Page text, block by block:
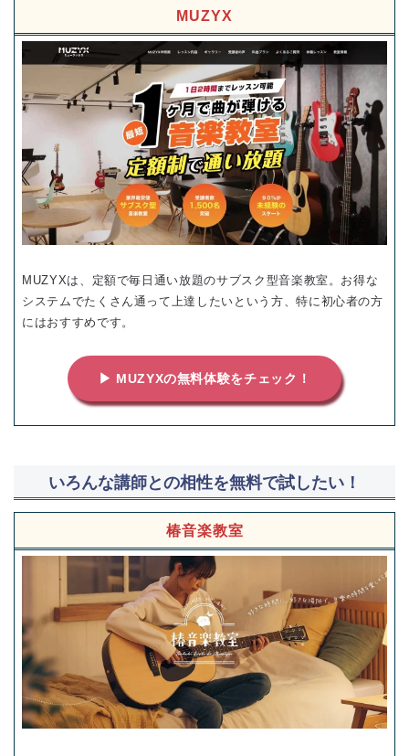
MUZYX
MUZYXは、定額で毎日通い放題のサブスク型音楽教室。お得な
システムでたくさん通って上達したいという方、特に初心者の方
にはおすすめです。
▶ MUZYXの無料体験をチェック！
いろんな講師との相性を無料で試したい！
椿音楽教室